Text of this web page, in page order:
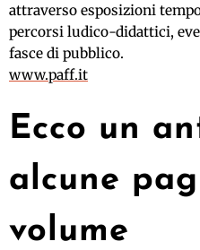
attraverso esposizioni
percorsi ludico-didattici,
fasce di pubblico.
www.paff.it
Ecco un
alcune
volume